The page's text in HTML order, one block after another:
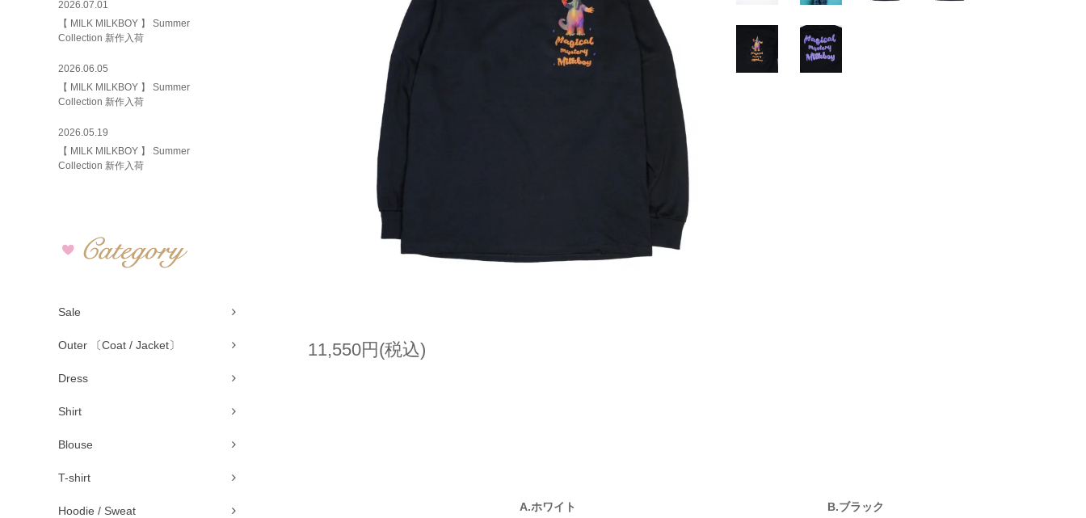
2026.07.01
【 MILK MILKBOY 】 Summer
Collection 新作入荷
2026.06.05
【 MILK MILKBOY 】 Summer
Collection 新作入荷
2026.05.19
【 MILK MILKBOY 】 Summer
Collection 新作入荷
Sale
Outer 〔Coat / Jacket〕
Dress
Shirt
Blouse
T-shirt
Hoodie / Sweat
11,550円(税込)
A.ホワイト B.ブラック